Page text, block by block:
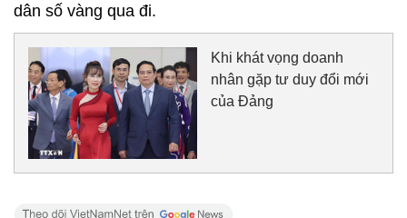
dân số vàng qua đi.
Khi khát vọng doanh
nhân gặp tư duy đổi mới
của Đảng